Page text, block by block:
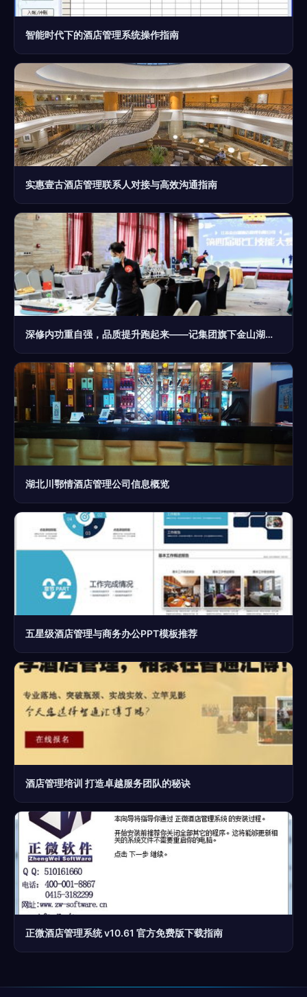
智能时代下的酒店管理系统操作指南
实惠壹古酒店管理联系人对接与高效沟通指南
深修内功重自强，品质提升跑起来——记集团旗下金山湖酒店管理公司第四届职工技能大赛
湖北川鄂情酒店管理公司信息概览
五星级酒店管理与商务办公PPT模板推荐
酒店管理培训 打造卓越服务团队的秘诀
正微酒店管理系统 v10.61 官方免费版下载指南